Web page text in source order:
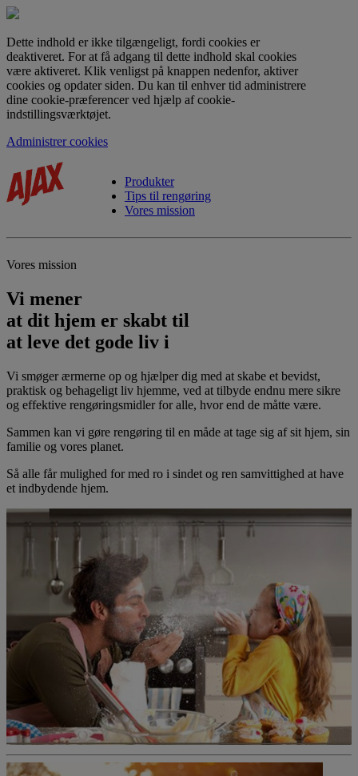
Dette indhold er ikke tilgængeligt, fordi cookies er
deaktiveret. For at få adgang til dette indhold skal cookies
være aktiveret. Klik venligst på knappen nedenfor, aktiver
cookies og opdater siden. Du kan til enhver tid administrere
dine cookie-præferencer ved hjælp af cookie-
indstillingsværktøjet.
Administrer cookies
Produkter
Tips til rengøring
Vores mission
Vores mission
Vi mener
at dit hjem er skabt til
at leve det gode liv i
Vi smøger ærmerne op og hjælper dig med at skabe et bevidst,
praktisk og behageligt liv hjemme, ved at tilbyde endnu mere sikre
og effektive rengøringsmidler for alle, hvor end de måtte være.
Sammen kan vi gøre rengøring til en måde at tage sig af sit hjem, sin
familie og vores planet.
Så alle får mulighed for med ro i sindet og ren samvittighed at have
et indbydende hjem.